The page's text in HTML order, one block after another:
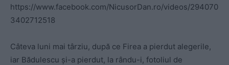
https://www.facebook.com/NicusorDan.ro/videos/294070
3402712518
Câteva luni mai târziu, după ce Firea a pierdut alegerile,
iar Bădulescu și-a pierdut, la rându-i, fotoliul de